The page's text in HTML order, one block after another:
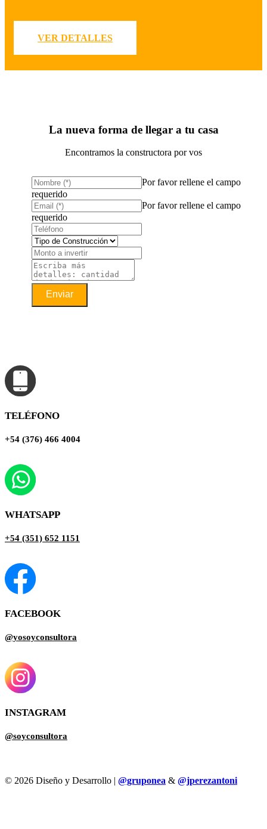
VER DETALLES
La nueva forma de llegar a tu casa
Encontramos la constructora por vos
Por favor rellene el campo
requerido
Por favor rellene el campo
requerido
Enviar
TELÉFONO
+54 (376) 466 4004
WHATSAPP
+54 (351) 652 1151
FACEBOOK
@yosoyconsultora
INSTAGRAM
@soyconsultora
© 2026 Diseño y Desarrollo | @gruponea & @jperezantoni